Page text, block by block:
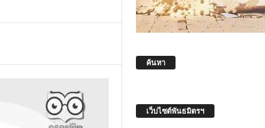
ค้นหา
เว็บไซต์พันธมิตรฯ